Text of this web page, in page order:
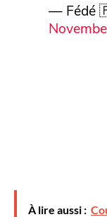
— Fédé
À lire aussi :